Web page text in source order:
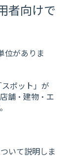
者向けで
位がありま
ポット」が
舗・建物・エ
いて説明しま